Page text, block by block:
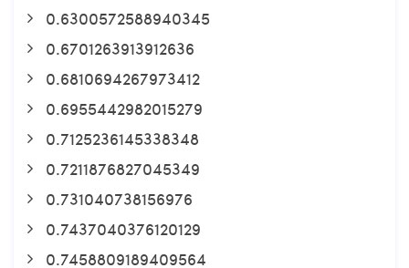
0.6300572588940345
0.6701263913912636
0.6810694267973412
0.6955442982015279
0.7125236145338348
0.7211876827045349
0.731040738156976
0.7437040376120129
0.7458809189409564